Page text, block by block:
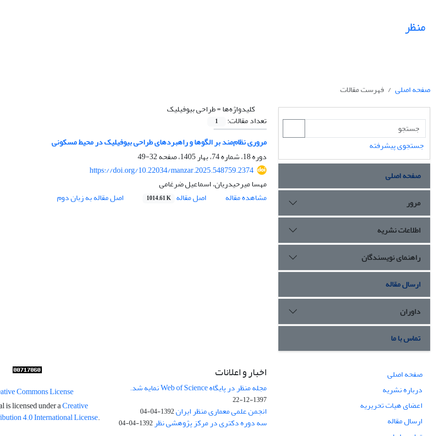
منظر
صفحه اصلی
فهرست مقالات
کلیدواژه‌ها =طراحی بیوفیلیک
تعداد مقالات:
1
مروری نظا‌م‌مند بر الگوها و راهبردهای طراحی بیوفیلیک در محیط مسکونی
دوره 18، شماره 74، بهار 1405، صفحه
32-49
https://doi.org/10.22034/manzar.2025.548759.2374
مهسا میرحیدریان، اسماعیل ضرغامی
مشاهده مقاله
اصل مقاله 1014.61 K اصل مقاله به زبان دوم
جستجوی پیشرفته
صفحه اصلی
مرور
اطلاعات نشریه
راهنمای نویسندگان
ارسال مقاله
داوران
تماس با ما
صفحه اصلی
درباره نشریه
اعضای هیات تحریریه
ارسال مقاله
اخبار و اعلانات
مجله منظر در پایگاه Web of Science نمایه شد.
1397-12-22
انجمن علمی معماری منظر ایران1392-04-04
سه دوره دکتری در مرکز پژوهشی نظر1392-04-04
is licensed under aCreative
4.0 International License.